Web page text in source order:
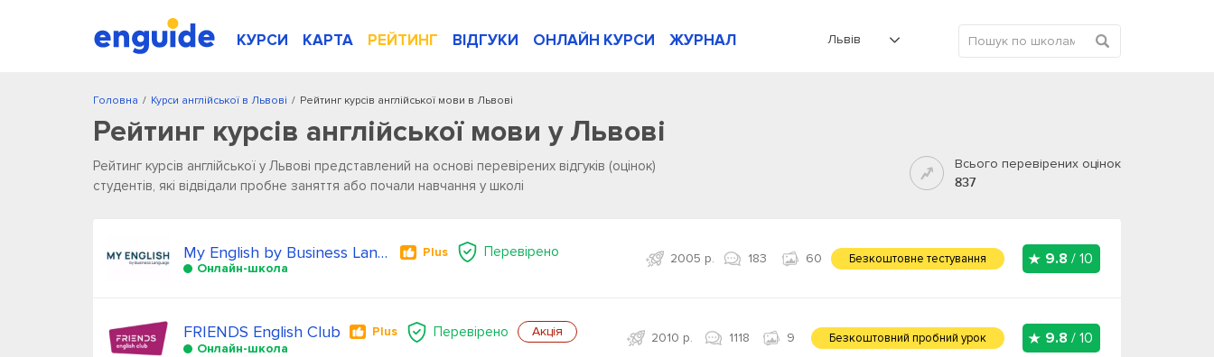
КУРСИ КАРТА РЕЙТИНГ ВІДГУКИ ОНЛАЙН КУРСИ ЖУРНАЛ Львів
/
Головна /
Курси англійської в Львові Рейтинг курсів англійської мови в Львові
Рейтинг курсів англійської мови у Львові
Рейтинг курсів англійської у Львові представлений на основі перевірених відгуків (оцінок)
студентів, які відвідали пробне заняття або почали навчання у школі
Всього перевірених оцінок
837
My English by Business Language Plus Перевірено
Онлайн-школа
2005 р. 183 60 Безкоштовне тестування 9.8 / 10
FRIENDS English Club Plus Перевірено
Акція
Онлайн-школа
2010 р. 1118 9 Безкоштовний пробний урок 9.8 / 10